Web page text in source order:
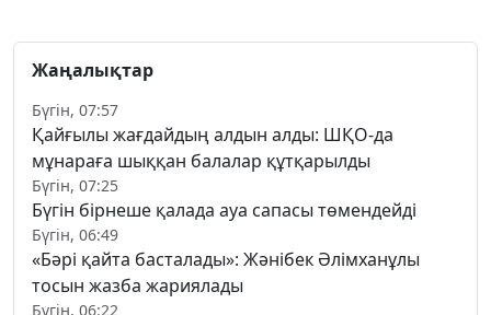
Жаңалықтар
Бүгін, 07:57
Қайғылы жағдайдың алдын алды: ШҚО-да
мұнараға шыққан балалар құтқарылды
Бүгін, 07:25
Бүгін бірнеше қалада ауа сапасы төмендейді
Бүгін, 06:49
«Бәрі қайта басталады»: Жәнібек Әлімханұлы
тосын жазба жариялады
Бүгін, 06:22